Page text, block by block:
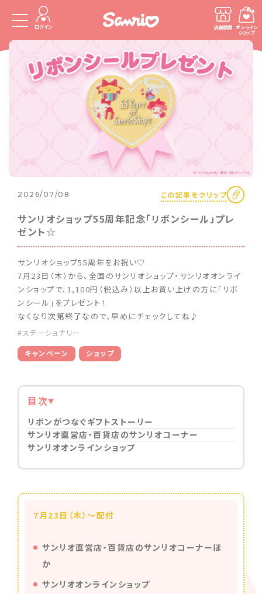
ログイン 店舗検索 オンライン
ショップ
2026/07/08 この記事をクリップ
サンリオショップ55周年記念「リボンシール」プレ
ゼント☆
サンリオショップ55周年をお祝い♡
7月23日（木）から、全国のサンリオショップ・サンリオオンライ
ンショップで、1,100円（税込み）以上お買い上げの方に「リボ
ンシール」をプレゼント！
なくなり次第終了なので、早めにチェックしてね♪
#ステーショナリー
キャンペーン ショップ
目次
リボンがつなぐギフトストーリー
サンリオ直営店・百貨店のサンリオコーナー
サンリオオンラインショップ
7月23日（木）～配付
サンリオ直営店・百貨店のサンリオコーナーほ
か
サンリオオンラインショップ